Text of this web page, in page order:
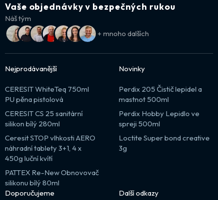
Vaše objednávky v bezpečných rukou
Náš tým
+ mnoho dalších
Nejprodávanější
CERESIT WhiteTeq 750ml
PU pěna pistolová
CERESIT CS 25 sanitární
silikon bílý 280ml
Ceresit STOP vlhkosti AERO
náhradní tablety 3+1, 4 x
450g luční kvítí
PATTEX Re-New Obnovovač
silikonu bílý 80ml
Novinky
Perdix 205 Čistič lepidel a
mastnot 500ml
Perdix Hobby Lepidlo ve
spreji 500ml
Loctite Super bond creative
3g
Doporučujeme Další odkazy